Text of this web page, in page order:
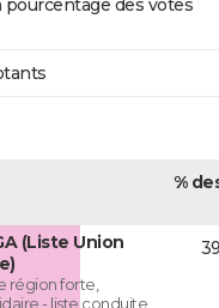
pourcentage des votes
%
(Liste Union
région forte,
- liste conduite